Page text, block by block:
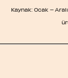
Kaynak: Ocak –